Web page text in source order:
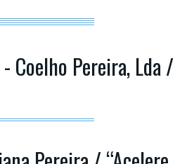
Coelho Pereira, Lda /